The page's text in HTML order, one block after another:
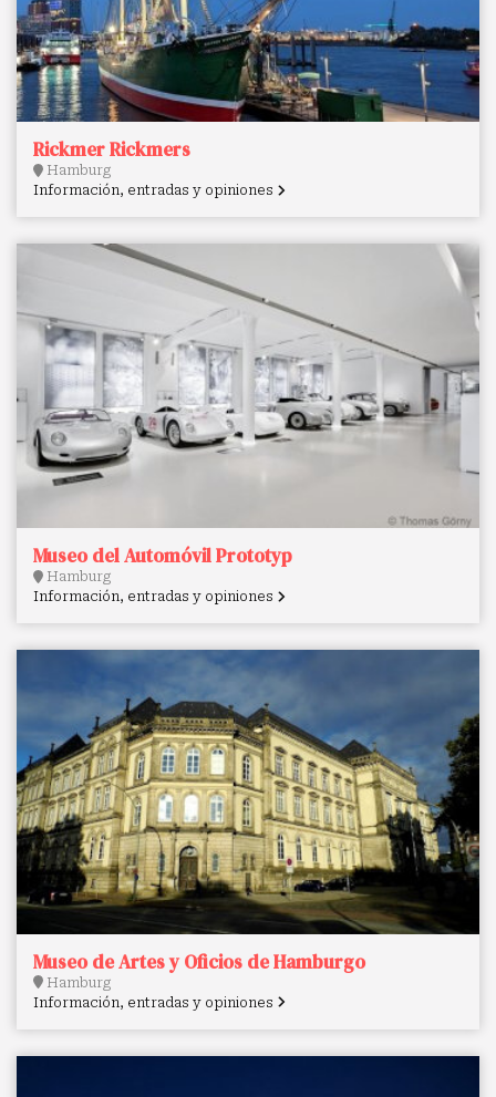
Rickmer Rickmers
Hamburg
Información, entradas y opiniones
Museo del Automóvil Prototyp
Hamburg
Información, entradas y opiniones
Museo de Artes y Oficios de Hamburgo
Hamburg
Información, entradas y opiniones